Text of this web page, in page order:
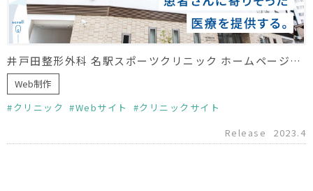
井戸田整形外科 名駅スポーツクリニック ホームページリニューアル
Web制作
クリニック
Webサイト
クリニックサイト
Release
2023.4